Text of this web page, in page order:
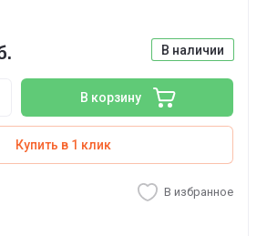
В наличии
В корзину
Купить в 1 клик
В избранное